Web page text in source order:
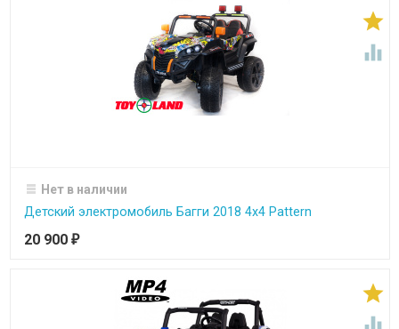


Нет в наличии
Детский электромобиль Багги 2018 4х4 Pattern
20 900 ₽
